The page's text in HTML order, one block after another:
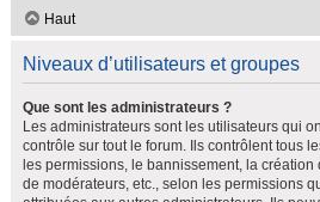
Haut
Niveaux d’utilisateurs et groupes
Que sont les administrateurs ?
Les administrateurs sont les utilisateurs qui
contrôle sur tout le forum. Ils contrôlent tous
les permissions, le bannissement, la création
de modérateurs, etc., selon les permissions